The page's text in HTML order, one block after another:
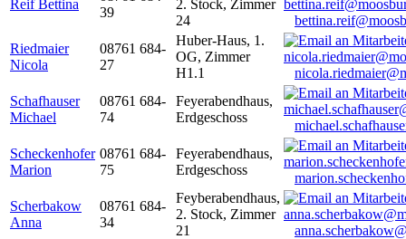
Reif Bettina
39
2. Stock, Zimmer
24
Riedmaier
Nicola
08761 684-
27
Huber-Haus, 1.
OG, Zimmer
H1.1
Schafhauser
Michael
08761 684-
74
Feyerabendhaus,
Erdgeschoss
Scheckenhofer
Marion
08761 684-
75
Feyerabendhaus,
Erdgeschoss
Scherbakow
Anna
08761 684-
34
Feyberabendhaus,
2. Stock, Zimmer
21